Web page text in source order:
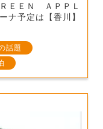
ＥＥＮ ＡＰＰＬ
ナ予定は【香川】
話題